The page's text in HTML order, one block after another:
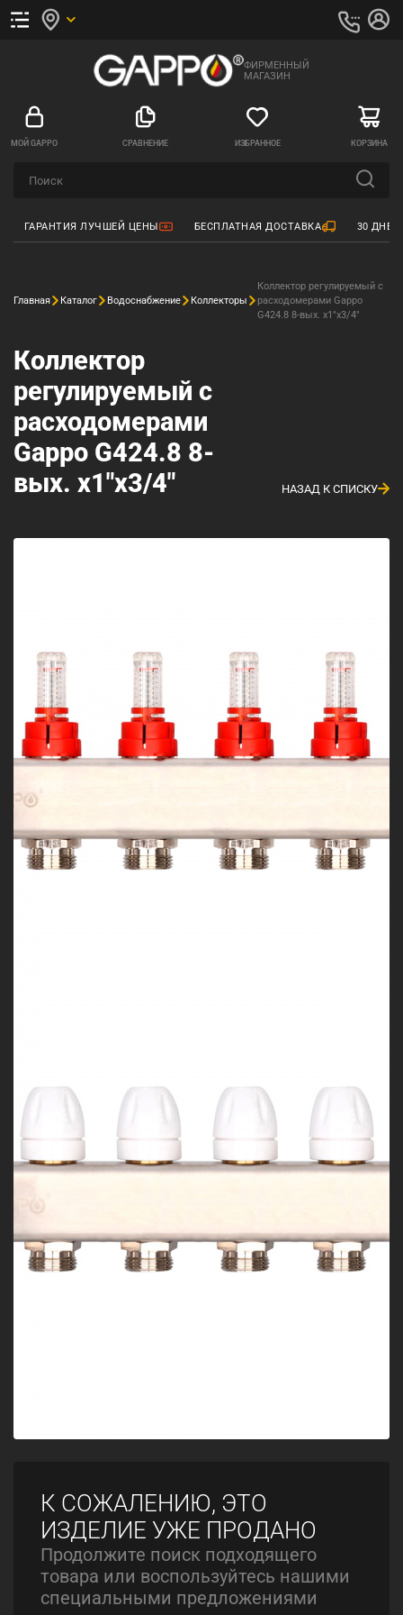
ФИРМЕННЫЙ
МАГАЗИН
МОЙ GAPPO СРАВНЕНИЕ ИЗБРАННОЕ КОРЗИНА
ГАРАНТИЯ ЛУЧШЕЙ ЦЕНЫ БЕСПЛАТНАЯ ДОСТАВКА 30
Главная Каталог Водоснабжение Коллекторы
Коллектор регулируемый с
расходомерами Gappo
G424.8 8-вых. x1"x3/4"
Коллектор
регулируемый с
расходомерами
Gappo G424.8 8-
вых. x1"x3/4"
НАЗАД К СПИСКУ
К СОЖАЛЕНИЮ, ЭТО
ИЗДЕЛИЕ УЖЕ ПРОДАНО
Продолжите поиск подходящего
товара или воспользуйтесь нашими
специальными предложениями